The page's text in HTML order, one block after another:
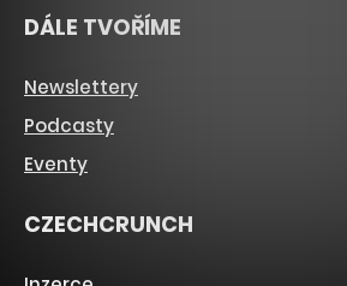
DÁLE TVOŘÍME
Newslettery
Podcasty
Eventy
CZECHCRUNCH